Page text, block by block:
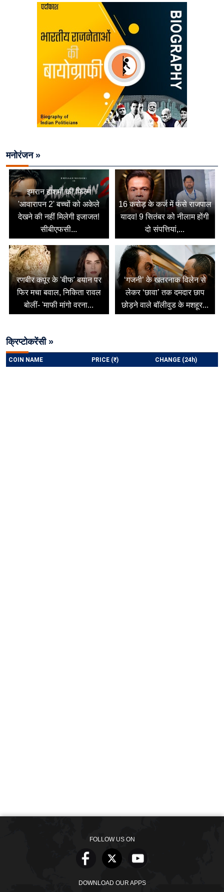
मनोरंजन »
इमरान हाशमी की फिल्म
'आवारापन 2' बच्चों को अकेले
देखने की नहीं मिलेगी इजाजत!
सीबीएफसी...
16 करोड़ के कर्ज में फंसे राजपाल
यादव! 9 सितंबर को नीलाम होंगी
दो संपत्तियां,...
रणबीर कपूर के 'बीफ' बयान पर
फिर मचा बवाल, निकिता रावल
बोलीं- 'माफी मांगो वरना...
‘गजनी’ के खतरनाक विलेन से
लेकर ‘छावा’ तक दमदार छाप
छोड़ने वाले बॉलीवुड के मशहूर...
क्रिप्टोकरेंसी »
FOLLOW US ON
DOWNLOAD OUR APPS